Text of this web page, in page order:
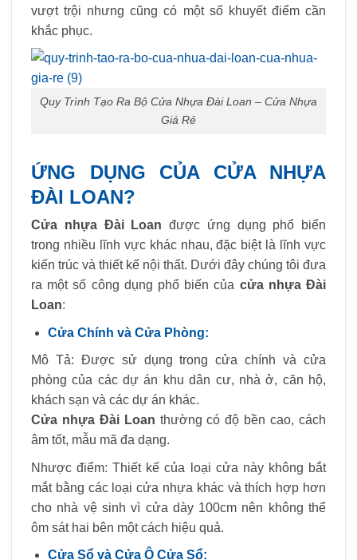
vượt trội nhưng cũng có một số khuyết điểm cần
khắc phục.
Quy Trình Tạo Ra Bộ Cửa Nhựa Đài Loan – Cửa Nhựa
Giá Rẻ
ỨNG DỤNG CỦA CỬA NHỰA
ĐÀI LOAN?
Cửa nhựa Đài Loan được ứng dụng phổ biến
trong nhiều lĩnh vực khác nhau, đặc biệt là lĩnh vực
kiến ​​trúc và thiết kế nội thất. Dưới đây chúng tôi đưa
ra một số công dụng phổ biến của cửa nhựa Đài
Loan:
Cửa Chính và Cửa Phòng:
Mô Tả: Được sử dụng trong cửa chính và cửa
phòng của các dự án khu dân cư, nhà ở, căn hộ,
khách sạn và các dự án khác.
Cửa nhựa Đài Loan thường có độ bền cao, cách
âm tốt, mẫu mã đa dạng.
Nhược điểm: Thiết kế của loại cửa này không bắt
mắt bằng các loại cửa nhựa khác và thích hợp hơn
cho nhà vệ sinh vì cửa dày 100cm nên không thể
ôm sát hai bên một cách hiệu quả.
Cửa Sổ và Cửa Ô Cửa Sổ: